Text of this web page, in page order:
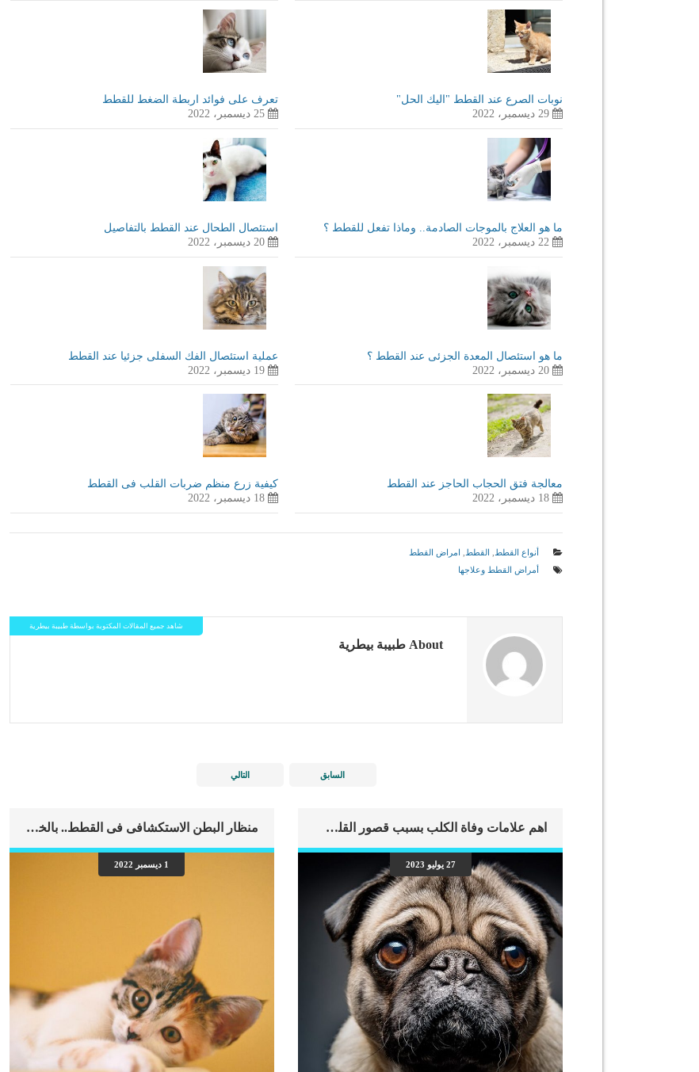
نوبات الصرع عند القطط "اليك الحل"
29 ديسمبر، 2022
تعرف على فوائد اربطة الضغط للقطط
25 ديسمبر، 2022
ما هو العلاج بالموجات الصادمة.. وماذا تفعل للقطط ؟
22 ديسمبر، 2022
استئصال الطحال عند القطط بالتفاصيل
20 ديسمبر، 2022
ما هو استئصال المعدة الجزئى عند القطط ؟
20 ديسمبر، 2022
عملية استئصال الفك السفلى جزئيا عند القطط
19 ديسمبر، 2022
معالجة فتق الحجاب الحاجز عند القطط
18 ديسمبر، 2022
كيفية زرع منظم ضربات القلب فى القطط
18 ديسمبر، 2022
أنواع القطط القطط
امراض القطط
أمراض القطط وعلاجها
About طبيبة بيطرية
شاهد جميع المقالات المكتوبة بواسطة طبيبة بيطرية
السابق التالي
اهم علامات وفاة الكلب بسبب قصور القلب الاحتقانى
27 يوليو 2023
منظار البطن الاستكشافى فى القطط.. بالخطوات
1 ديسمبر 2022